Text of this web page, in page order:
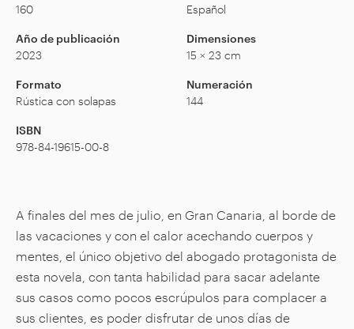
160
Español
Año de publicación
2023
Dimensiones
15 × 23 cm
Formato
Rústica con solapas
Numeración
144
ISBN
978-84-19615-00-8
A finales del mes de julio, en Gran Canaria, al borde de
las vacaciones y con el calor acechando cuerpos y
mentes, el único objetivo del abogado protagonista de
esta novela, con tanta habilidad para sacar adelante
sus casos como pocos escrúpulos para complacer a
sus clientes, es poder disfrutar de unos días de